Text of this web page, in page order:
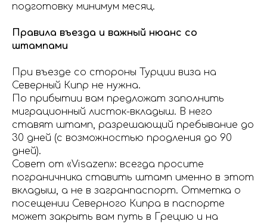
подготовку минимум месяц.
Правила въезда и важный нюанс со
штампами
При въезде со стороны Турции виза на
Северный Кипр не нужна.
По прибытии вам предложат заполнить
миграционный листок-вкладыш. В него
ставят штамп, разрешающий пребывание до
30 дней (с возможностью продления до 90
дней).
Совет от «Visazen»: всегда просите
пограничника ставить штамп именно в этот
вкладыш, а не в загранпаспорт. Отметка о
посещении Северного Кипра в паспорте
может закрыть вам путь в Грецию и на